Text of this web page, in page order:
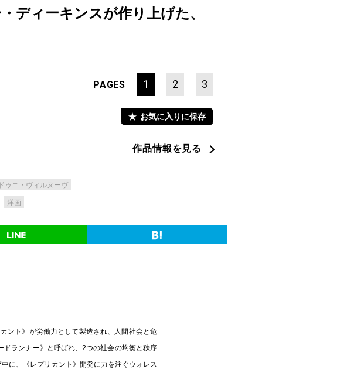
ディーキンスが作り上げた、
PAGES 1 2 3
お気に入りに保存
ドゥニ・ヴィルヌーヴ
洋画
作品情報を見る
ント》が労働力として製造され、人間社会と危
ランナー》と呼ばれ、2つの社会の均衡と秩序
に、《レプリカント》開発に力を注ぐウォレス